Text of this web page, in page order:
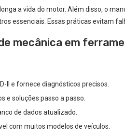
a vida do motor. Além disso, o
essenciais. Essas práticas evitam
mecânica em
II e fornece diagnósticos precisos.
e soluções passo a passo.
de dados atualizado.
com muitos modelos de veículos.